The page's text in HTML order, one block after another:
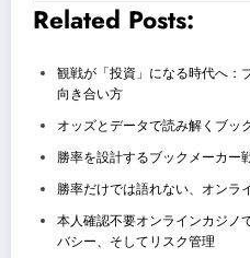
Related Posts:
観戦が「投資」になる時代へ：
向き合い方
オッズとデータで読み解くブッ
勝率を設計するブックメーカー
勝率だけでは語れない、オンラ
本人確認不要オンラインカジノ
バシー、そしてリスク管理